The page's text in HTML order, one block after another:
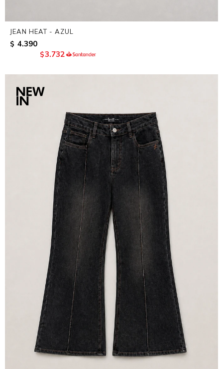
JEAN HEAT - AZUL
$ 4.390
$3.732